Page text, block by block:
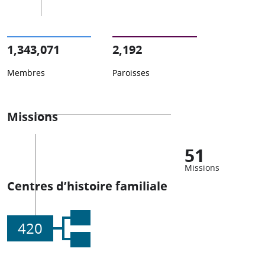
1,343,071
Membres
2,192
Paroisses
Missions
51
Missions
Centres d’histoire familiale
420